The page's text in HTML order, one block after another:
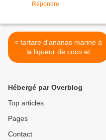
Répondre
< tartare d'ananas mariné à
la liqueur de coco et
chantilly coco
Hébergé par Overblog
Top articles
Pages
Contact